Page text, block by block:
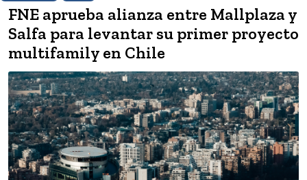
FNE aprueba alianza entre Mallplaza y
Salfa para levantar su primer proyecto
multifamily en Chile